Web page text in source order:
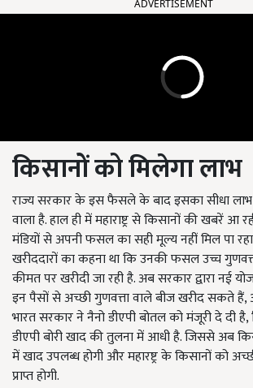
ADVERTISEMENT
किसानों को मिलेगा लाभ
राज्य सरकार के इस फैसले के बाद इसका सीधा
वाला है. हाल ही में महाराष्ट्र से किसानों की खबरें आ
मंडियों से अपनी फसल का सही मूल्य नहीं मिल पा रहा
खरीददारों का कहना था कि उनकी फसल उच्च
कीमत पर खरीदी जा रही है. अब सरकार द्वारा नई
इन पैसों से अच्छी गुणवत्ता वाले बीज खरीद सकते हैं,
भारत सरकार ने नैनो डीएपी बोतल को मंजूरी दे दी
डीएपी बोरी खाद की तुलना में आधी है. जिससे अब
में खाद उपलब्ध होगी और महारष्ट्र के किसानों को
प्राप्त होगी.